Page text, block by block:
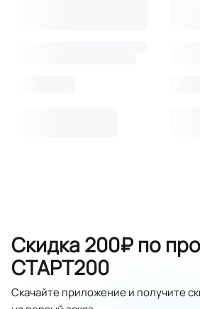
Скидка 200₽ по
СТАРТ200
Скачайте приложение и получите